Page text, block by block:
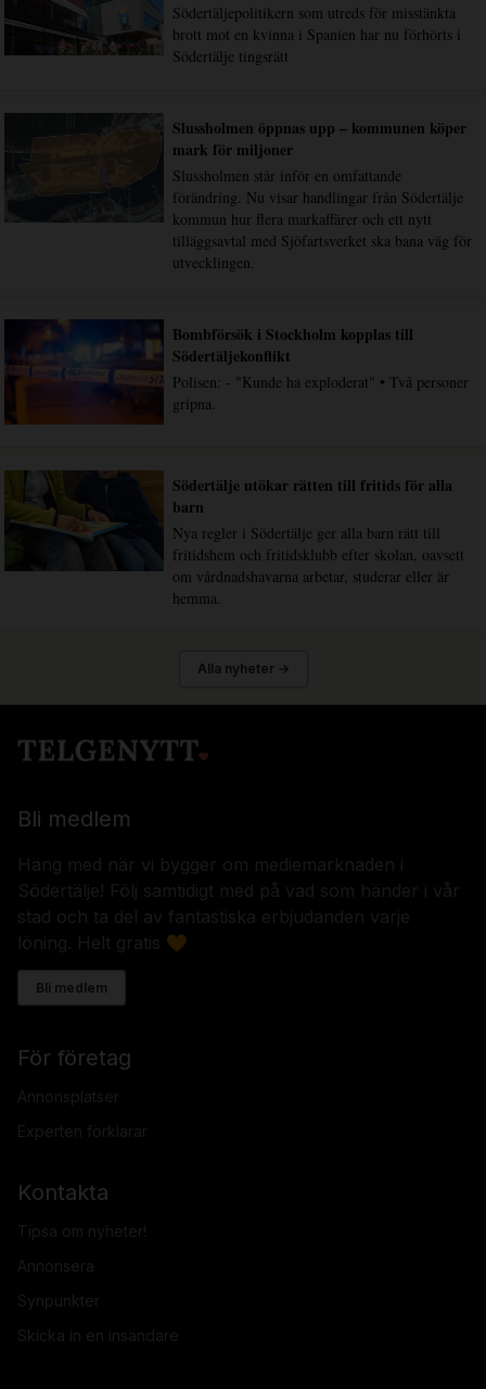
Södertäljepolitikern som utreds för misstänkta
brott mot en kvinna i Spanien har nu förhörts i
Södertälje tingsrätt
Slussholmen öppnas upp – kommunen köper
mark för miljoner
Slussholmen står inför en omfattande
förändring. Nu visar handlingar från Södertälje
kommun hur flera markaffärer och ett nytt
tilläggsavtal med Sjöfartsverket ska bana väg för
utvecklingen.
Bombförsök i Stockholm kopplas till
Södertäljekonflikt
Polisen: - "Kunde ha exploderat" • Två personer
gripna.
Södertälje utökar rätten till fritids för alla
barn
Nya regler i Södertälje ger alla barn rätt till
fritidshem och fritidsklubb efter skolan, oavsett
om vårdnadshavarna arbetar, studerar eller är
hemma.
Alla nyheter →
Bli medlem
Häng med när vi bygger om mediemarknaden i
Södertälje! Följ samtidigt med på vad som händer i vår
stad och ta del av fantastiska erbjudanden varje
löning. Helt gratis 🧡
Bli medlem
För företag
Annonsplatser
Experten förklarar
Kontakta
Tipsa om nyheter!
Annonsera
Synpunkter
Skicka in en insändare